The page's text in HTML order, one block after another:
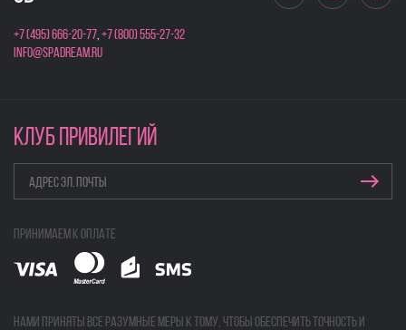
+7 (495) 666-20-77,+7 (800) 555-27-32
info@spadream.ru
КЛУБ ПРИВИЛЕГИЙ
Принимаем к оплате
Нами приняты все разумные меры к тому, чтобы обеспечить точность и